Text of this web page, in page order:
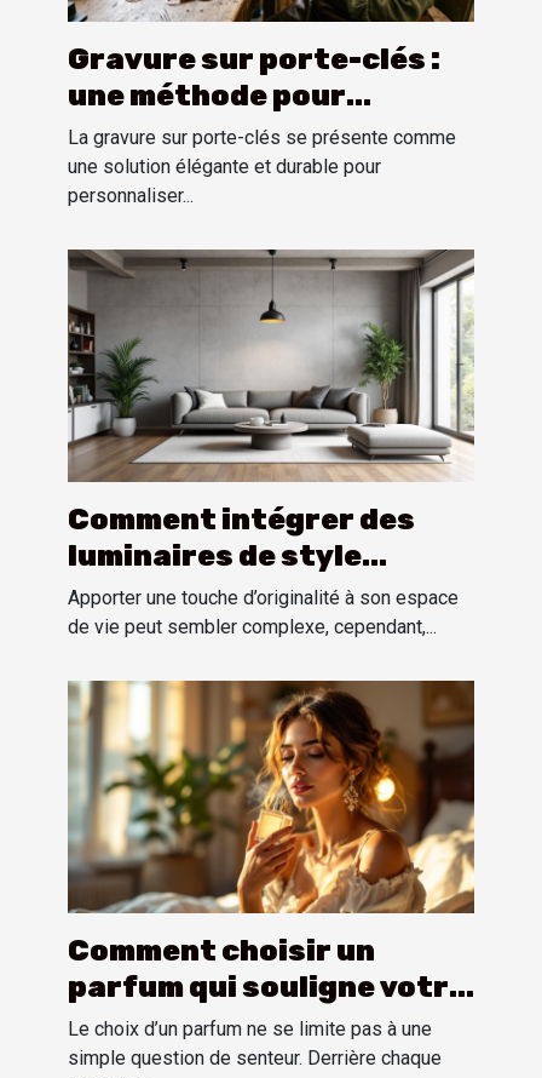
Gravure sur porte-clés :
une méthode pour
personnaliser
La gravure sur porte-clés se présente comme
une solution élégante et durable pour
personnaliser...
Comment intégrer des
luminaires de style
industriel dans un
intérieur moderne ?
Apporter une touche d’originalité à son espace
de vie peut sembler complexe, cependant,...
Comment choisir un
parfum qui souligne votre
personnalité?
Le choix d’un parfum ne se limite pas à une
simple question de senteur. Derrière chaque